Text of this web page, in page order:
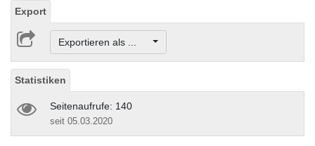
Export
Exportieren als ...
Statistiken
Seitenaufrufe: 140
seit 05.03.2020